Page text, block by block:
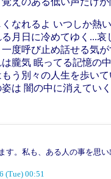
なれるよ いつしか熱
月日に冷めてゆく...哀
一度呼び止め話せる気
は朧気 眠ってる記憶の
う別々の人生を歩い
は 闇の中に消えてい
す。私も、ある人の事を思
(Tue) 00:51